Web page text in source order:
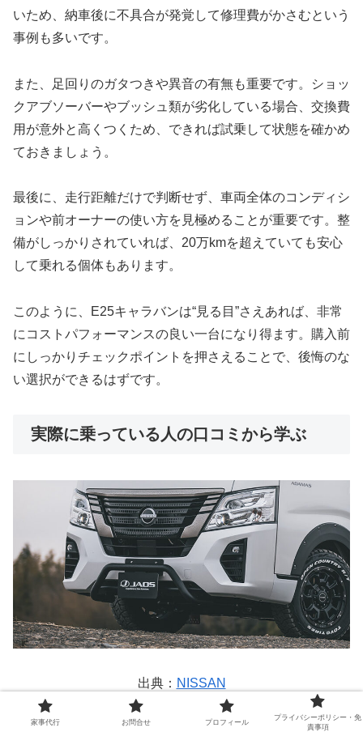
いため、納車後に不具合が発覚して修理費がかさむという
事例も多いです。
また、足回りのガタつきや異音の有無も重要です。ショッ
クアブソーバーやブッシュ類が劣化している場合、交換費
用が意外と高くつくため、できれば試乗して状態を確かめ
ておきましょう。
最後に、走行距離だけで判断せず、車両全体のコンディシ
ョンや前オーナーの使い方を見極めることが重要です。整
備がしっかりされていれば、20万kmを超えていても安心
して乗れる個体もあります。
このように、E25キャラバンは“見る目”さえあれば、非常
にコストパフォーマンスの良い一台になり得ます。購入前
にしっかりチェックポイントを押さえることで、後悔のな
い選択ができるはずです。
実際に乗っている人の口コミから学ぶ
出典： NISSAN
家事代行 お問合せ プロフィール
プライバシーポリシー・免
責事項